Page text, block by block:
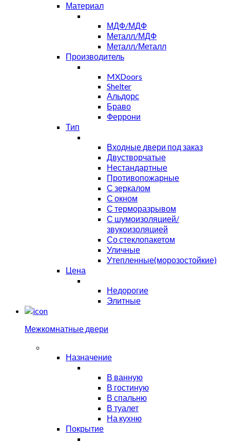
Материал
МДФ/МДФ
Металл/МДФ
Металл/Металл
Производитель
MXDoors
Shelter
Альдорс
Браво
Феррони
Тип
Входные двери под заказ
Двустворчатые
Нестандартные
Противопожарные
С зеркалом
С окном
С терморазрывом
С шумоизоляцией/
звукоизоляцией
Со стеклопакетом
Уличные
Утепленные(морозостойкие)
Цена
Недорогие
Элитные
Межкомнатные двери
Назначение
В ванную
В гостиную
В спальню
В туалет
На кухню
Покрытие